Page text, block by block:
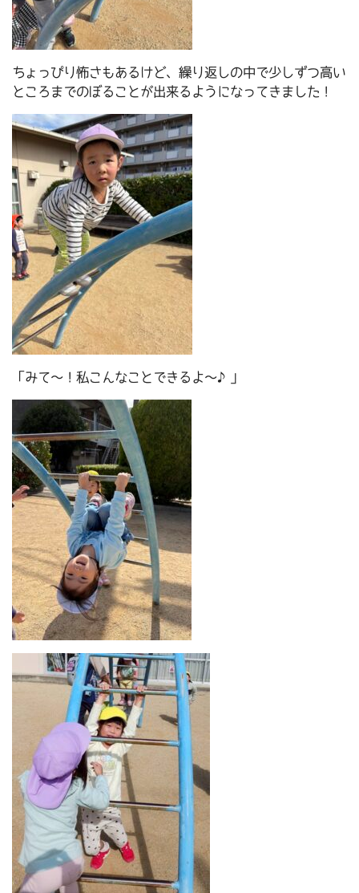
ちょっぴり怖さもあるけど、繰り返しの中で少しずつ高い
ところまでのぼることが出来るようになってきました！
「みて～！私こんなことできるよ～♪」